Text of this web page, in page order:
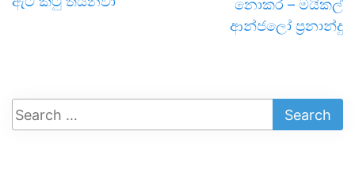
නොකර – මයිකල්
ආන්ජලෝ ප්‍රනාන්දු